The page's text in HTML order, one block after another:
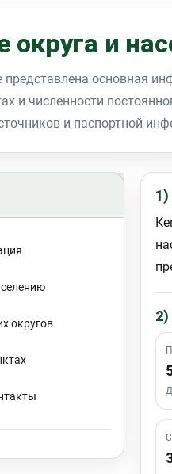
округа и
основная
и численности
и паспортной
округов